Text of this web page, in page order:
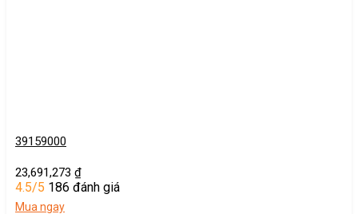
39159000
23,691,273 ₫
4.5/5 186 đánh giá
Mua ngay